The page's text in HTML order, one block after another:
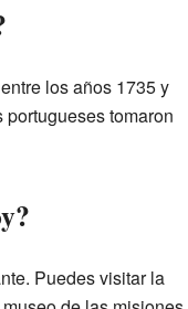
los años 1735 y
tomaron
Puedes visitar la